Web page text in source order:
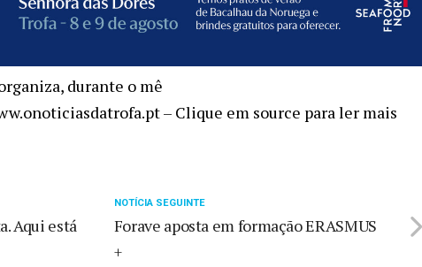
durante o mê
– Clique em source para ler mais
NOTÍCIA SEGUINTE
Forave aposta em formação ERASMUS
+
Aqui está